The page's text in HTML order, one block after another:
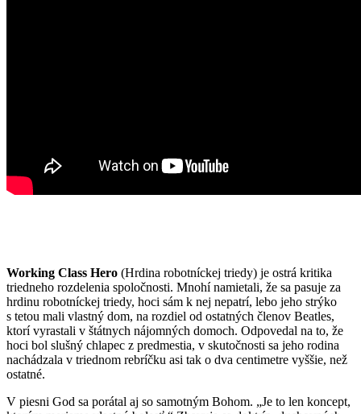
Working Class Hero (Hrdina robotníckej triedy) je ostrá kritika
triedneho rozdelenia spoločnosti. Mnohí namietali, že sa pasuje za
hrdinu robotníckej triedy, hoci sám k nej nepatrí, lebo jeho strýko
s tetou mali vlastný dom, na rozdiel od ostatných členov Beatles,
ktorí vyrastali v štátnych nájomných domoch. Odpovedal na to, že
hoci bol slušný chlapec z predmestia, v skutočnosti sa jeho rodina
nachádzala v triednom rebríčku asi tak o dva centimetre vyššie, než
ostatné.
V piesni God sa porátal aj so samotným Bohom. „Je to len koncept,